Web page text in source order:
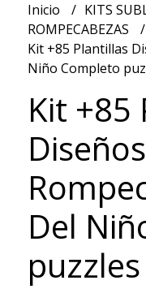
Inicio
KITS
ROMPECABEZAS
Kit +85 Plantillas
Niño Completo
Kit +85
Diseños
Del
puzzles